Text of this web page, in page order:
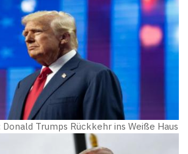
Trumps Rückkehr ins Weiße Haus